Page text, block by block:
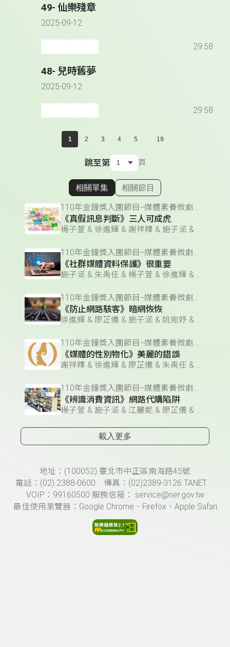
49- 仙樂殘章
2025-09-12
29:58
48- 兒時舊夢
2025-09-12
29:58
1 2 3 4 5 ... 19
跳至第 頁
顯示相關單集
相關單集 相關節目
110年金鐘獎入圍節目--媒體素養微劇場(企劃編撰獎)
《真假訊息判斷》三人可成虎
楊子萱 & 徐進輝 & 謝祥釋 & 施子涵 & 廖芷儀 & 朱禹任 & 江麗妮 & 姚宛妤
110年金鐘獎入圍節目--媒體素養微劇場(企劃編撰獎)
《社群媒體資料保護》很重要
施子涵 & 朱禹任 & 楊子萱 & 徐進輝 & 江麗妮 & 謝祥釋 & 姚宛妤 & 廖芷儀
110年金鐘獎入圍節目--媒體素養微劇場(企劃編撰獎)
《防止網路駭客》暗網恢恢
徐進輝 & 廖芷儀 & 施子涵 & 姚宛妤 & 江麗妮 & 謝祥釋 & 朱禹任 & 楊子萱
110年金鐘獎入圍節目--媒體素養微劇場(企劃編撰獎)
《媒體的性別物化》美麗的錯誤
謝祥釋 & 徐進輝 & 廖芷儀 & 朱禹任 & 江麗妮 & 姚宛妤 & 楊子萱 & 施子涵
110年金鐘獎入圍節目--媒體素養微劇場(企劃編撰獎)
《辨識消費資訊》網路代購陷阱
楊子萱 & 施子涵 & 江麗妮 & 廖芷儀 & 姚宛妤 & 徐進輝 & 朱禹任 & 謝祥釋
載入更多
頁尾資訊地址：(100052) 臺北市中正區南海路45號
電話：(02) 2388-0600 傳真：(02)2389-3126 TANET
VOIP：99160500 服務信箱： service@ner.gov.tw
最佳使用瀏覽器：Google Chrome、Firefox、Apple Safari